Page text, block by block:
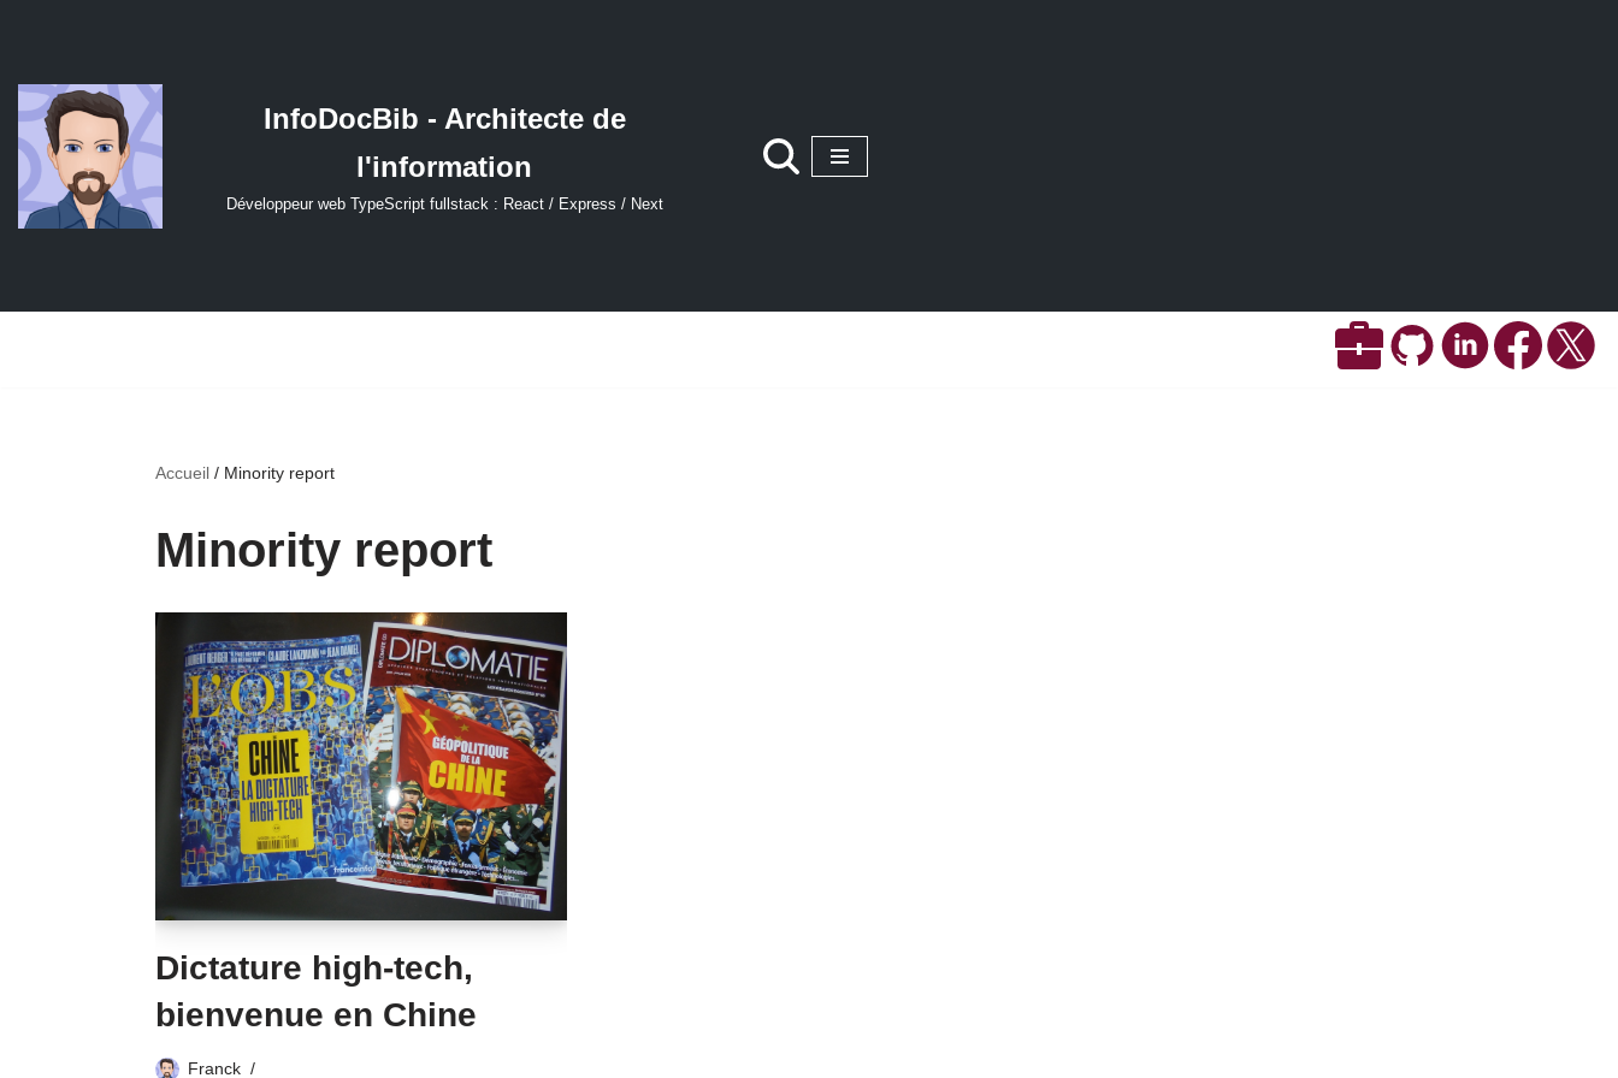
au
contenu
InfoDocBib - Architecte de
l'information
Développeur web TypeScript fullstack : React / Express / Next
Accueil / Minority report
Minority report
Dictature high-tech,
bienvenue en Chine
Franck